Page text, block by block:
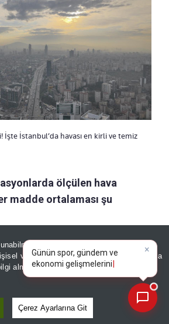
adına sitemizde
verileriniz, KVKK ve GDPR kapsamında
almak içinAydınlatma Metnimizi
Çerez Ayarlarına Git
İşte İstanbul’da havası en kirli ve temiz
ölçülen hava
madde ortalaması şu
2026
Temmuz
Değişim
Yüzdesi
31,99
×
Günün spor, gündem ve
ekonomi gelişmelerini analiz
edin!|